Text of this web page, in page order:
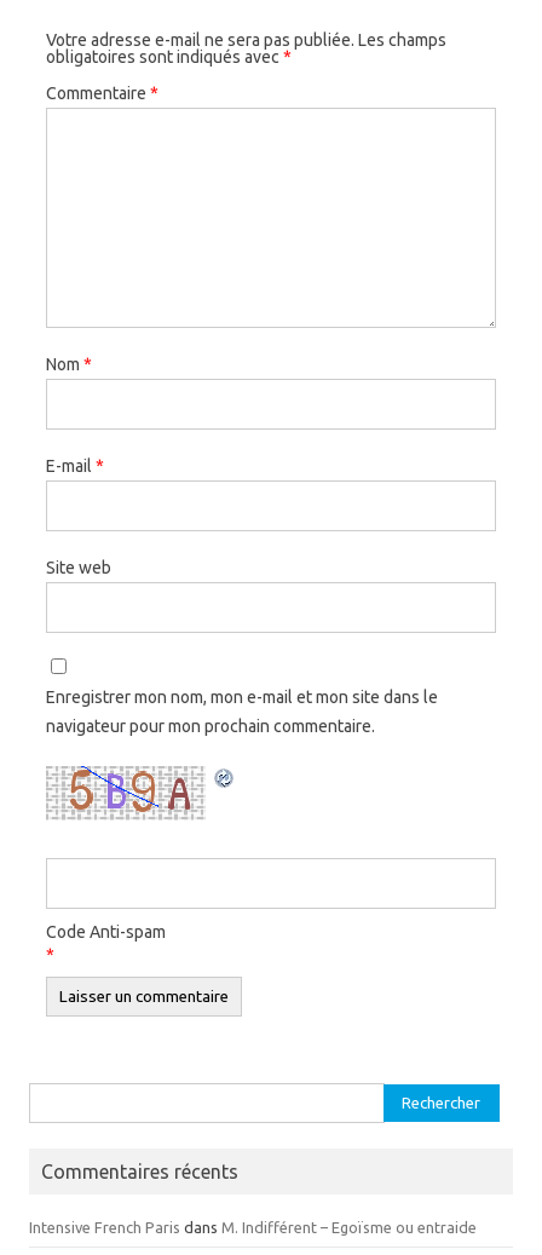
Votre adresse e-mail ne sera pas publiée. Les champs
obligatoires sont indiqués avec *
Commentaire *
Nom *
E-mail *
Site web
Enregistrer mon nom, mon e-mail et mon site dans le
navigateur pour mon prochain commentaire.
Code Anti-spam
*
Commentaires récents
Intensive French Paris dans M. Indifférent – Egoïsme ou entraide